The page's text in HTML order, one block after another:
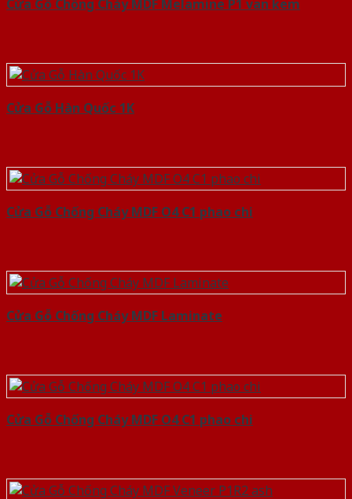
Cửa Gỗ Chống Cháy MDF Melamine P1 van kem
Cửa Gỗ Hàn Quốc 1K
Cửa Gỗ Chống Cháy MDF O4 C1 phao chi
Cửa Gỗ Chống Cháy MDF Laminate
Cửa Gỗ Chống Cháy MDF O4 C1 phao chi